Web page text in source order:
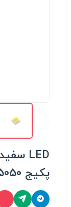
پکیج 5050 بسته ۱۰ عددی